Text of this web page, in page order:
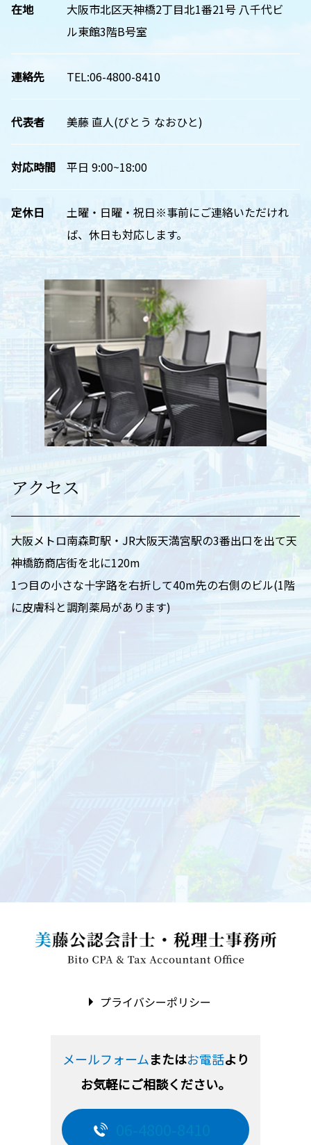
在地
大阪市北区天神橋2丁目北1番21号 八千代ビ
ル東館3階B号室
連絡先 TEL:06-4800-8410
代表者 美藤 直人(びとう なおひと)
対応時間 平日 9:00~18:00
定休日
土曜・日曜・祝日※事前にご連絡いただけれ
ば、休日も対応します。
アクセス
大阪メトロ南森町駅・JR大阪天満宮駅の3番出口を出て天
神橋筋商店街を北に120m
1つ目の小さな十字路を右折して40m先の右側のビル(1階
に皮膚科と調剤薬局があります)
プライバシーポリシー
メールフォームまたはお電話より
お気軽にご相談ください。